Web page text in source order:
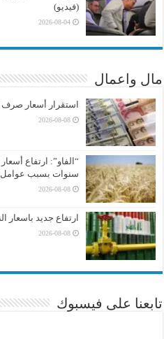
(فيديو)
2026-08-04
مال واعمال
استقرار أسعار صرف
2026-08-08
سنوات بسبب عوامل
2026-08-08
ارتفاع جديد باسعار
2026-08-08
تابعنا على فيسبوك